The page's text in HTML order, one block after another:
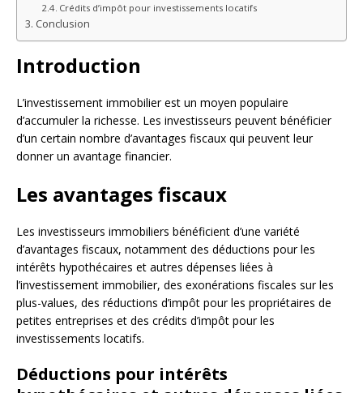
Crédits d’impôt pour investissements locatifs
Conclusion
Introduction
L’investissement immobilier est un moyen populaire
d’accumuler la richesse. Les investisseurs peuvent bénéficier
d’un certain nombre d’avantages fiscaux qui peuvent leur
donner un avantage financier.
Les avantages fiscaux
Les investisseurs immobiliers bénéficient d’une variété
d’avantages fiscaux, notamment des déductions pour les
intérêts hypothécaires et autres dépenses liées à
l’investissement immobilier, des exonérations fiscales sur les
plus-values, des réductions d’impôt pour les propriétaires de
petites entreprises et des crédits d’impôt pour les
investissements locatifs.
Déductions pour intérêts